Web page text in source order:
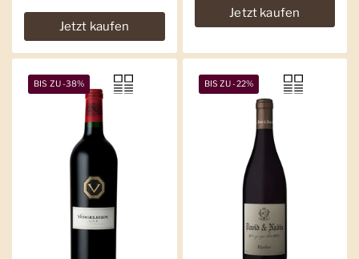
Jetzt kaufen
Jetzt kaufen
BIS ZU -38% BIS ZU -22%